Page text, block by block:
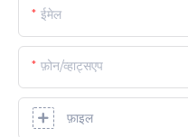
ईमेल
फ़ोन/व्हाट्सएप
फ़ाइल